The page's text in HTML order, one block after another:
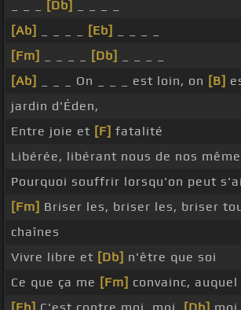
[Db]
[Ab]
[Eb]
[Fm]
[Db]
[Ab]
_ _ _ On _ _ _ est loin, on [B]
jardin d'Éden,
Entre joie et [F] fatalité
Libérée, libérant nous de nos
Pourquoi souffrir lorsqu'on peut
[Fm] Briser les, briser les, briser
chaînes
Vivre libre et [Db] n'être que soi
Ce que ça me [Fm] convainc,